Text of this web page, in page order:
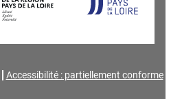
Accessibilité : partiellement conforme